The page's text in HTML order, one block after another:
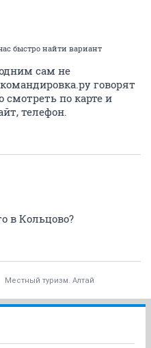
быстро найти вариант
сам не
говорят
смотреть по карте и
телефон.
в Кольцово?
Местный туризм. Алтай